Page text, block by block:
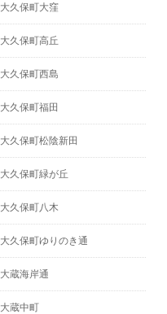
大久保町大窪
大久保町高丘
大久保町西島
大久保町福田
大久保町松陰新田
大久保町緑が丘
大久保町八木
大久保町ゆりのき通
大蔵海岸通
大蔵中町